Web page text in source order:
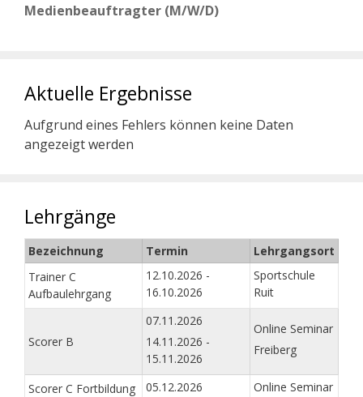
Medienbeauftragter (M/W/D)
Aktuelle Ergebnisse
Aufgrund eines Fehlers können keine Daten
angezeigt werden
Lehrgänge
Bezeichnung Termin
Lehrgangsort
Trainer C
Aufbaulehrgang
12.10.2026 -
16.10.2026
Sportschule
Ruit
Scorer B
07.11.2026
14.11.2026 -
15.11.2026
Online Seminar
Freiberg
Scorer C Fortbildung 05.12.2026 Online Seminar